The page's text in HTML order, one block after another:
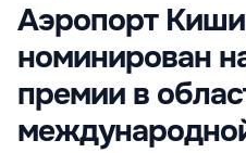
Аэропорт
номинирован
премии в